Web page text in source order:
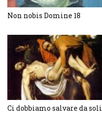
Non nobis Domine 18
Ci dobbiamo salvare da soli